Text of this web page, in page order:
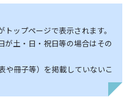
ップページで表示されます。
が土・日・祝日等の場合はその
や冊子等）を掲載していないこ